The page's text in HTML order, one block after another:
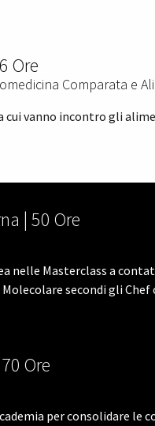
Ore
Comparata e
vanno incontro gli
| 50 Ore
nelle Masterclass a
secondi gli
Ore
per consolidare le